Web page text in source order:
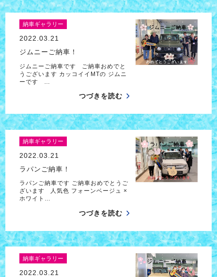
納車ギャラリー
2022.03.21
ジムニーご納車！
ジムニーご納車です ご納車おめでと
うございます カッコイイMTの ジムニ
ーです …
つづきを読む
納車ギャラリー
2022.03.21
ラパンご納車！
ラパンご納車です ご納車おめでとうご
ざいます 人気色 フォーンベージュ ×
ホワイト…
つづきを読む
納車ギャラリー
2022.03.21